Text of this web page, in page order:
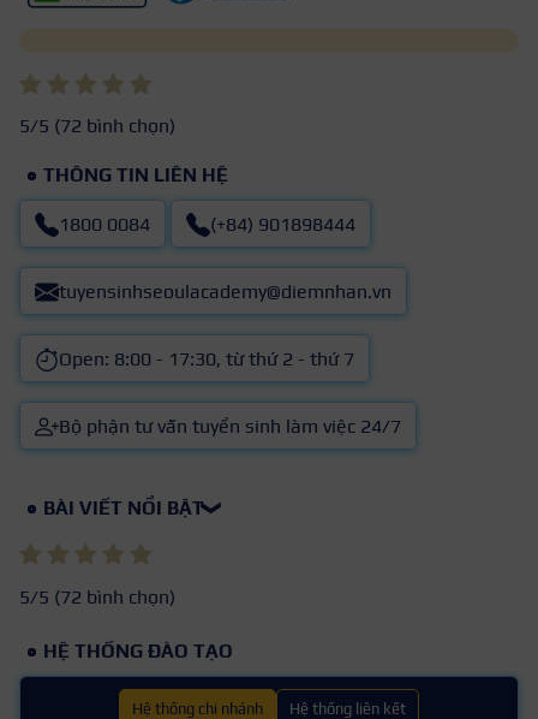
5/5 (72 bình chọn)
THÔNG TIN LIÊN HỆ
1800 0084 (+84) 901898444
tuyensinhseoulacademy@diemnhan.vn
Open: 8:00 - 17:30, từ thứ 2 - thứ 7
Bộ phận tư vấn tuyển sinh làm việc 24/7
BÀI VIẾT NỔI BẬT❯
5/5 (72 bình chọn)
HỆ THỐNG ĐÀO TẠO
Hệ thống chi nhánh Hệ thống liên kết